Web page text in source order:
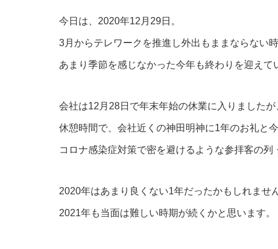
今日は、2020年12月29日。
3月からテレワークを推進し外出もままならない
あまり季節を感じなかった今年も終わりを迎えて
会社は12月28日で年末年始の休業に入りましたが
休憩時間で、会社近くの神田明神に1年のお礼と
コロナ感染症対策で密を避けるような参拝客の列
2020年はあまり良くない1年だったかもしれません
2021年も当面は難しい時期が続くかと思います。